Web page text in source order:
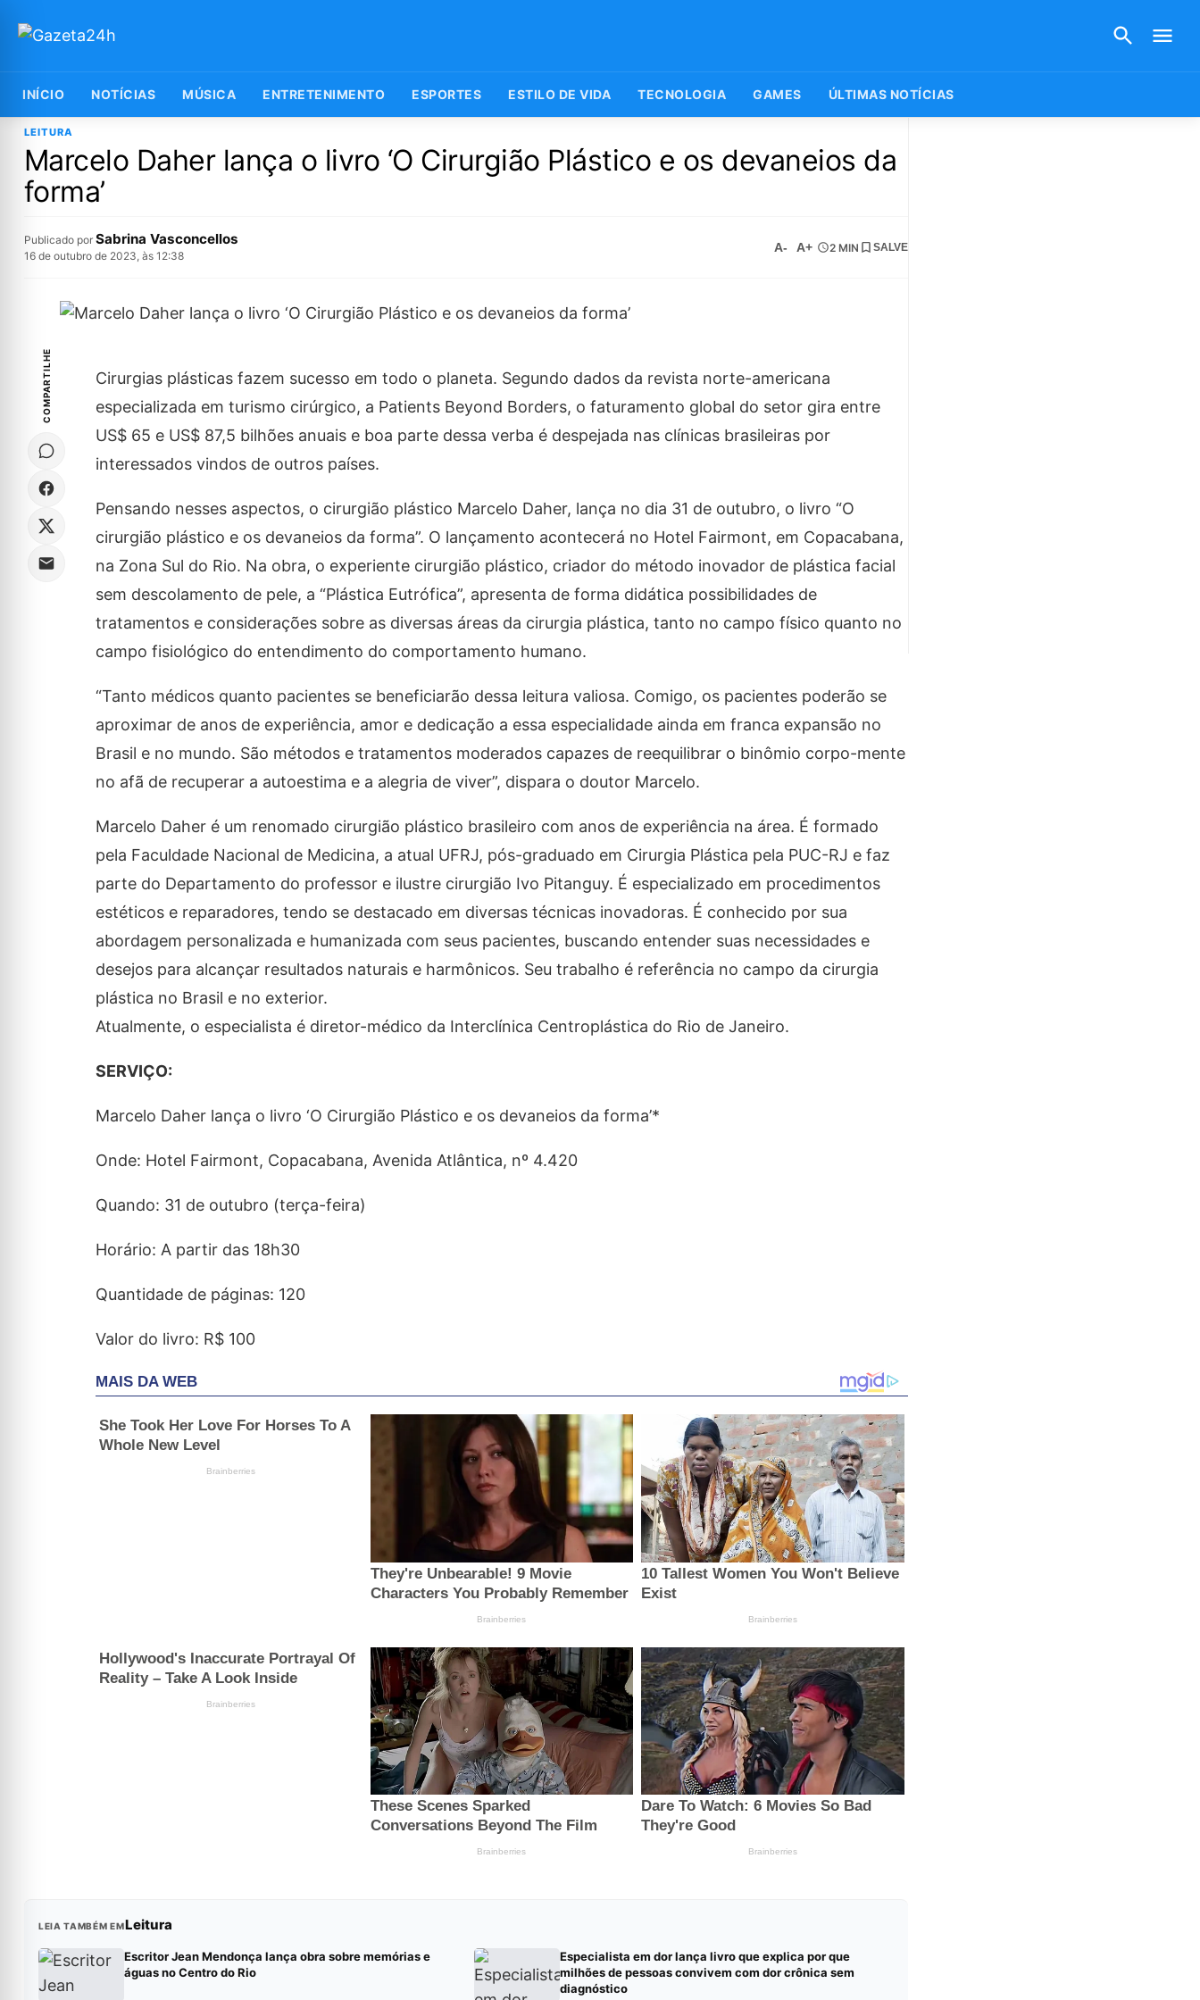
INÍCIO NOTÍCIAS MÚSICA ENTRETENIMENTO ESPORTES ESTILO DE VIDA TECNOLOGIA GAMES ÚLTIMAS NOTÍCIAS
LEITURA
Marcelo Daher lança o livro ‘O Cirurgião Plástico e os devaneios da
forma’
Publicado por Sabrina Vasconcellos
16 de outubro de 2023, às 12:38
A- A+ 2 MIN SALVE
COMPARTILHE
Cirurgias plásticas fazem sucesso em todo o planeta. Segundo dados da revista norte-americana
especializada em turismo cirúrgico, a Patients Beyond Borders, o faturamento global do setor gira entre
US$ 65 e US$ 87,5 bilhões anuais e boa parte dessa verba é despejada nas clínicas brasileiras por
interessados vindos de outros países.
Pensando nesses aspectos, o cirurgião plástico Marcelo Daher, lança no dia 31 de outubro, o livro “O
cirurgião plástico e os devaneios da forma”. O lançamento acontecerá no Hotel Fairmont, em Copacabana,
na Zona Sul do Rio. Na obra, o experiente cirurgião plástico, criador do método inovador de plástica facial
sem descolamento de pele, a “Plástica Eutrófica”, apresenta de forma didática possibilidades de
tratamentos e considerações sobre as diversas áreas da cirurgia plástica, tanto no campo físico quanto no
campo fisiológico do entendimento do comportamento humano.
“Tanto médicos quanto pacientes se beneficiarão dessa leitura valiosa. Comigo, os pacientes poderão se
aproximar de anos de experiência, amor e dedicação a essa especialidade ainda em franca expansão no
Brasil e no mundo. São métodos e tratamentos moderados capazes de reequilibrar o binômio corpo-mente
no afã de recuperar a autoestima e a alegria de viver”, dispara o doutor Marcelo.
Marcelo Daher é um renomado cirurgião plástico brasileiro com anos de experiência na área. É formado
pela Faculdade Nacional de Medicina, a atual UFRJ, pós-graduado em Cirurgia Plástica pela PUC-RJ e faz
parte do Departamento do professor e ilustre cirurgião Ivo Pitanguy. É especializado em procedimentos
estéticos e reparadores, tendo se destacado em diversas técnicas inovadoras. É conhecido por sua
abordagem personalizada e humanizada com seus pacientes, buscando entender suas necessidades e
desejos para alcançar resultados naturais e harmônicos. Seu trabalho é referência no campo da cirurgia
plástica no Brasil e no exterior.
Atualmente, o especialista é diretor-médico da Interclínica Centroplástica do Rio de Janeiro.
SERVIÇO:
Marcelo Daher lança o livro ‘O Cirurgião Plástico e os devaneios da forma’*
Onde: Hotel Fairmont, Copacabana, Avenida Atlântica, nº 4.420
Quando: 31 de outubro (terça-feira)
Horário: A partir das 18h30
Quantidade de páginas: 120
Valor do livro: R$ 100
LEIA TAMBÉM EMLeitura
Escritor Jean Mendonça lança obra sobre memórias e
águas no Centro do Rio
Especialista em dor lança livro que explica por que
milhões de pessoas convivem com dor crônica sem
diagnóstico